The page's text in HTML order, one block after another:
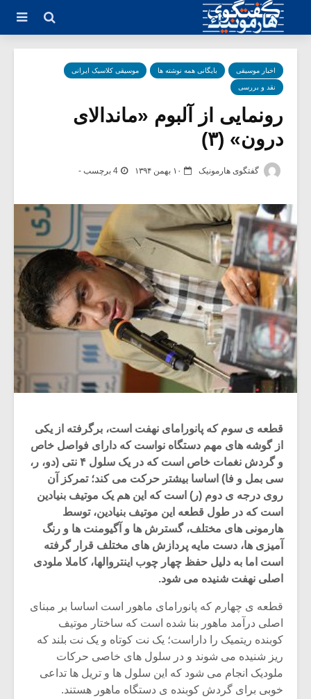
اخبار موسیقی بایگانی همه نوشته ها موسیقی کلاسیک ایرانی
نقد و بررسی
رونمایی از آلبوم «ماندالای
درون» (۳)
گفتگوی هارمونیک ۱۰ بهمن ۱۳۹۴ 4 برچسب -
قطعه ی سوم که پانورامای نهفت است، برگرفته از یکی
از گوشه های مهم دستگاه نواست که دارای فواصل خاص
و گردش نغمات خاص است که در یک سلول ۴ نتی (دو، ر،
سی بمل و فا) اساسا بیشتر حرکت می کند؛ تمرکز آن
روی درجه ی دوم (ر) است که این هم یک موتیف بنیادین
است که در طول قطعه این موتیف بنیادین، توسط
هارمونی های مختلف، گسترش ها و آگیومنت ها و رنگ
آمیزی ها، دست مایه پردازش های مختلف قرار گرفته
است اما به دلیل حفظ چهار چوب اینتروالها، کاملا ملودی
اصلی نهفت شنیده می شود.
قطعه ی چهارم که پانورامای ماهور است اساسا بر مبنای
اصلی درآمد ماهور بنا شده است که ساختار موتیف
کوبنده ریتمیک را داراست؛ یک نت کوتاه و یک نت بلند که
ریز شنیده می شوند و در سلول های خاصی حرکات
ملودیک انجام می شود که این سلول ها و تریل ها تداعی
خوبی برای گردش کوبنده ی دستگاه ماهور هستند.